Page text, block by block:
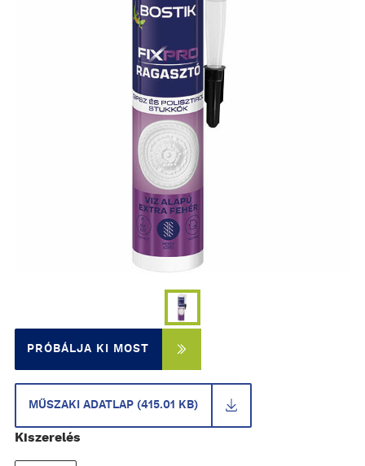
PRÓBÁLJA KI MOST
MŰSZAKI ADATLAP (415.01 KB)
Kiszerelés